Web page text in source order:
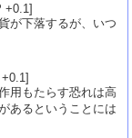
+0.1]
が下落するが、いつ
用もたらす恐れは高
あるということには